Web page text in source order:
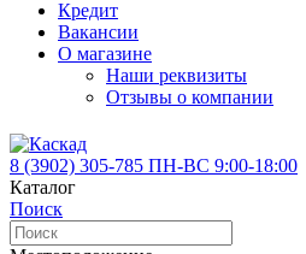
Кредит
Вакансии
О магазине
Наши реквизиты
Отзывы о компании
8 (3902) 305-785 ПН-ВС 9:00-18:00
Каталог
Поиск